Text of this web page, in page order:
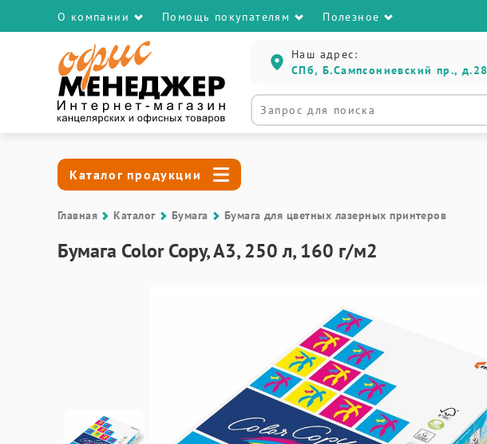
О компании Помощь покупателям Полезное
Наш адрес:
СПб, Б.Сампсониевский пр., д.28
Каталог продукции
Главная Каталог Бумага Бумага для цветных лазерных принтеров
Бумага Color Copy, A3, 250 л, 160 г/м2